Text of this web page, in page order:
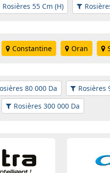
Rosières 55 Cm (H)
Constantine Oran
80 000 Da Rosières
Rosières 300 000 Da